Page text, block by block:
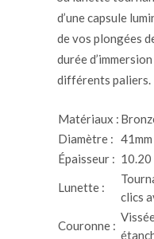
d’une capsule
de vos plongées
durée
différents paliers.
Matériaux :
Diamètre : 41mm
Épaisseur : 10.20
Lunette :
clics
Couronne :